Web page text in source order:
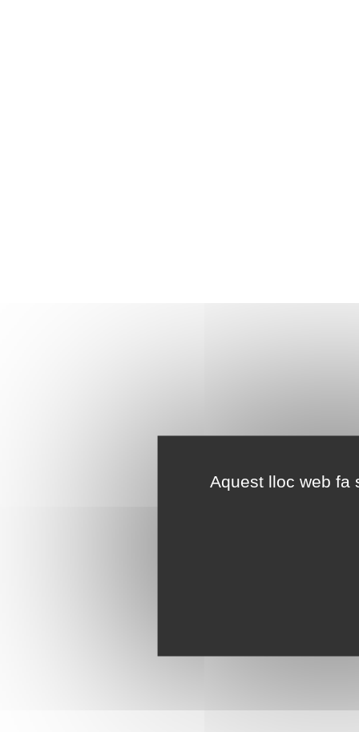
Aquest lloc web fa